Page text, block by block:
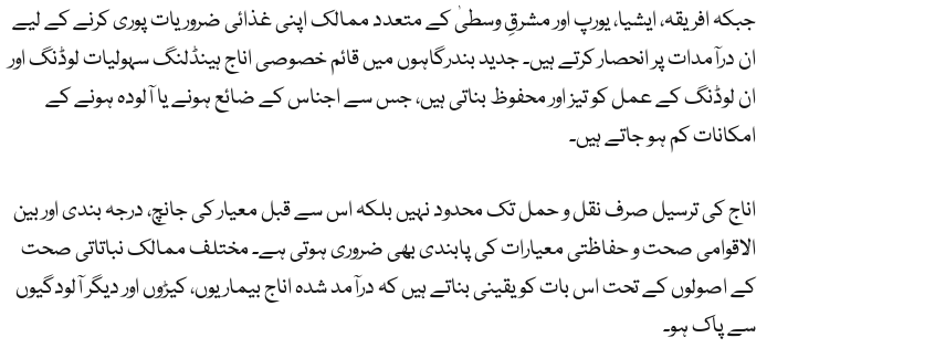
جبکہ افریقہ، ایشیا، یورپ اور مشرقِ وسطیٰ کے متعدد ممالک اپنی غذائی ضروریات پوری کرنے کے لیے
ان درآمدات پر انحصار کرتے ہیں۔ جدید بندرگاہوں میں قائم خصوصی اناج ہینڈلنگ سہولیات لوڈنگ اور
ان لوڈنگ کے عمل کو تیز اور محفوظ بناتی ہیں، جس سے اجناس کے ضائع ہونے یا آلودہ ہونے کے
امکانات کم ہو جاتے ہیں۔
اناج کی ترسیل صرف نقل و حمل تک محدود نہیں بلکہ اس سے قبل معیار کی جانچ، درجہ بندی اور بین
الاقوامی صحت و حفاظتی معیارات کی پابندی بھی ضروری ہوتی ہے۔ مختلف ممالک نباتاتی صحت
کے اصولوں کے تحت اس بات کو یقینی بناتے ہیں کہ درآمد شدہ اناج بیماریوں، کیڑوں اور دیگر آلودگیوں
سے پاک ہو۔